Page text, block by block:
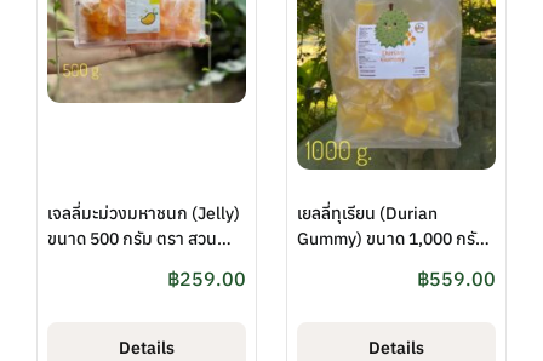
เจลลี่มะม่วงมหาชนก (Jelly)
ขนาด 500 กรัม ตรา สวน
฿259.00
Details
เยลลี่ทุเรียน (Durian
Gummy) ขนาด 1,000 กรัม
฿559.00
Details